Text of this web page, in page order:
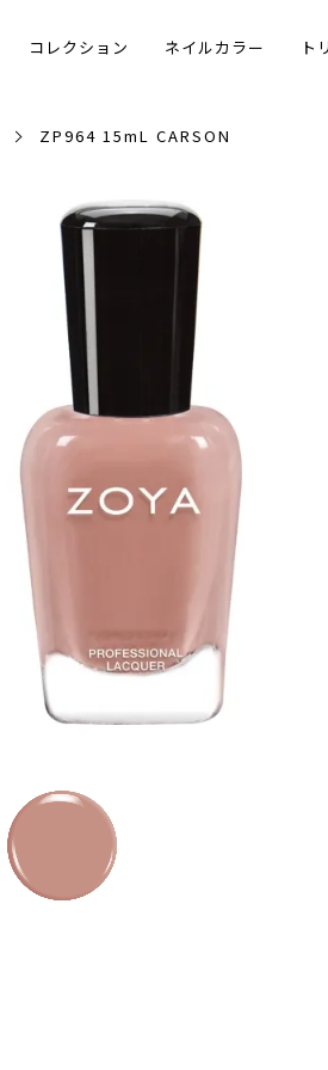
コレクション ネイルカラー ト
ZP964 15mL CARSON